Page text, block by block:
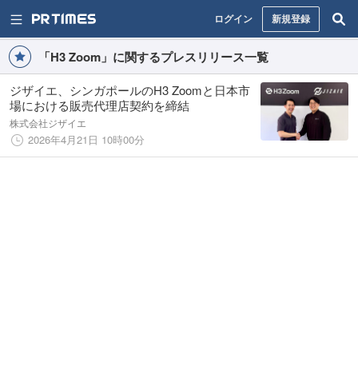
ログイン 新規登録
「H3 Zoom」に関するプレスリリース一覧
ジザイエ、シンガポールのH3 Zoomと日本市
場における販売代理店契約を締結
株式会社ジザイエ
2026年4月21日 10時00分